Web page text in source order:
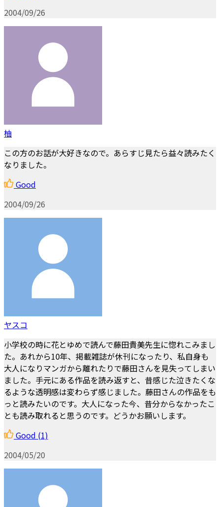
2004/09/26
柚
この方のお話が大好きなので。あらすじ見たら益々読みたく
なりました。
Good
2004/09/26
ヤスコ
小学校の時に花とゆめで読んで藤田貴美先生に惚れこみまし
た。あれから10年、掲載雑誌が休刊になったり、私自身も
大人になりマンガから離れたりで藤田さんを見失ってしまい
ました。手元にある作品を読み返すと、昔感じた泣きたくな
るような透明感は変わらず感じました。藤田さんの作品をも
っと読みたいのです。大人になった今、昔分からなかったこ
とも読み取れると思うのです。どうかお願いします。
Good (1)
2004/05/20